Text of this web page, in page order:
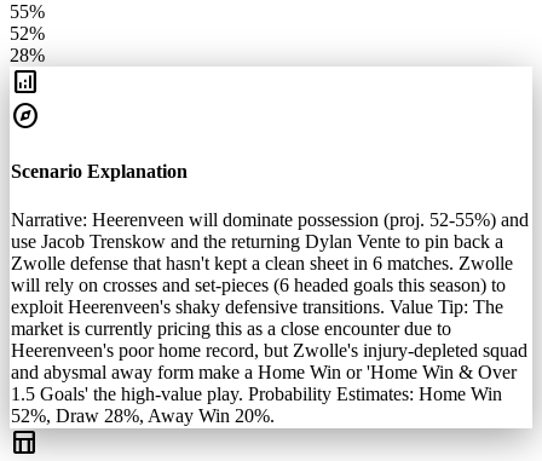
55%
52%
28%
analytics
explore
Scenario Explanation
Narrative: Heerenveen will dominate possession (proj. 52-55%) and
use Jacob Trenskow and the returning Dylan Vente to pin back a
Zwolle defense that hasn't kept a clean sheet in 6 matches. Zwolle
will rely on crosses and set-pieces (6 headed goals this season) to
exploit Heerenveen's shaky defensive transitions. Value Tip: The
market is currently pricing this as a close encounter due to
Heerenveen's poor home record, but Zwolle's injury-depleted squad
and abysmal away form make a Home Win or 'Home Win & Over
1.5 Goals' the high-value play. Probability Estimates: Home Win
52%, Draw 28%, Away Win 20%.
table_chart